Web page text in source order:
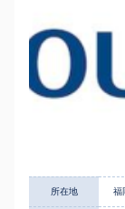
所在地 福